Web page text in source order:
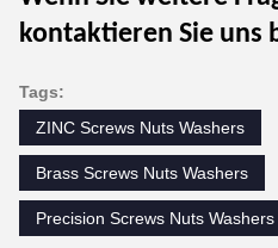
kontaktieren Sie uns
Tags:
ZINC Screws Nuts Washers
Brass Screws Nuts Washers
Precision Screws Nuts Washers